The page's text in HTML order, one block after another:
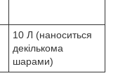
10 Л (наноситься
декількома
шарами)